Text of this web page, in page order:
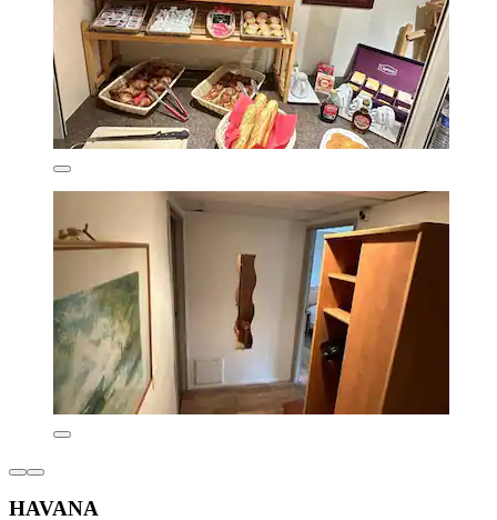
HAVANA